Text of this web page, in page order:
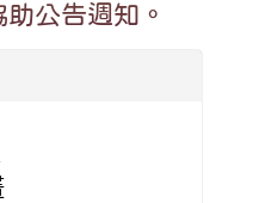
公告週知。